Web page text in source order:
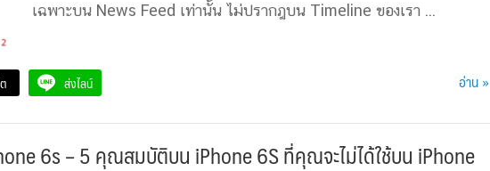
เฉพาะบน News Feed เท่านั้น ไม่ปรากฎบน Timeline ของเรา ...
ส่งไลน์ อ่าน »
6s – 5 คุณสมบัติบน iPhone 6S ที่คุณจะไม่ได้ใช้บน iPhone